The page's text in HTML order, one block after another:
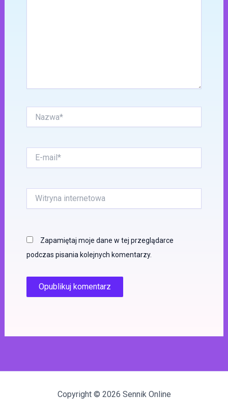
mail*
internetowa
Zapamiętaj moje dane w tej przeglądarce
podczas pisania kolejnych komentarzy.
Copyright © 2026 Sennik Online